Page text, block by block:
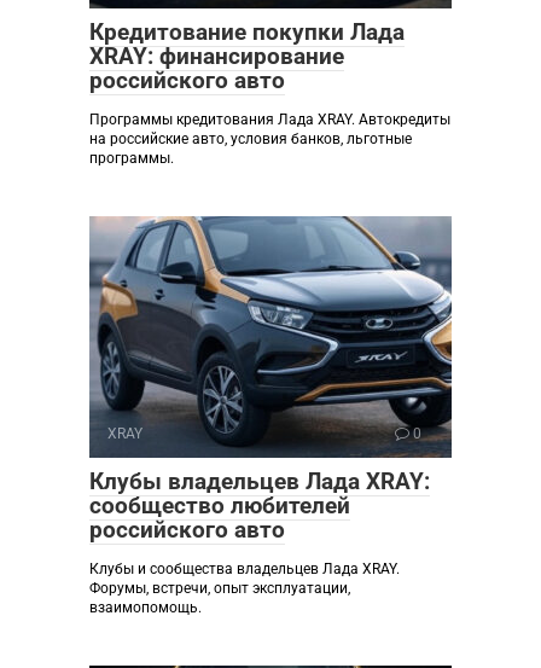
Кредитование покупки Лада
XRAY: финансирование
российского авто
Программы кредитования Лада XRAY. Автокредиты
на российские авто, условия банков, льготные
программы.
XRAY 0
Клубы владельцев Лада XRAY:
сообщество любителей
российского авто
Клубы и сообщества владельцев Лада XRAY.
Форумы, встречи, опыт эксплуатации,
взаимопомощь.